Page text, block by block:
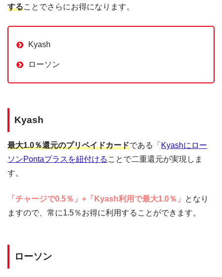
することでさらにお得になります。
Kyash
ローソン
Kyash
最大1.0％還元のプリペイドカードである「 Kyashにロー
ソンPontaプラスを紐付ける ことで二重還元が実現しま
す。
「チャージで0.5％」+「Kyash利用で最大1.0％」
となり
ますので、常に1.5％お得に利用することができます。
ローソン